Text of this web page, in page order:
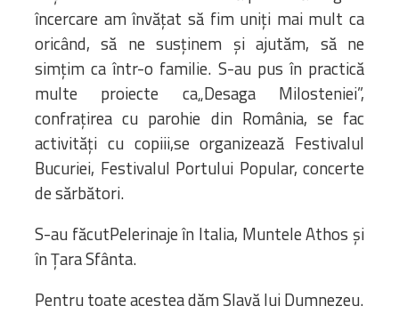
încercare am învățat să fim uniți mai mult ca
oricând, să ne susținem și ajutăm, să ne
simțim ca într-o familie. S-au pus în practică
multe proiecte ca„Desaga Milosteniei”,
confrațirea cu parohie din România, se fac
activități cu copiii,se organizează Festivalul
Bucuriei, Festivalul Portului Popular, concerte
de sărbători.
S-au făcutPelerinaje în Italia, Muntele Athos și
în Țara Sfânta.
Pentru toate acestea dăm Slavă lui Dumnezeu.